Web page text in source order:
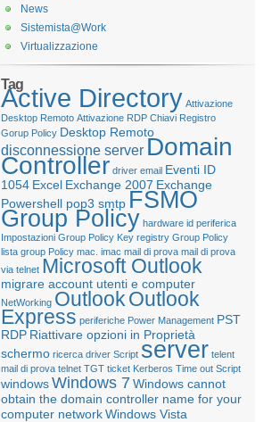
News
Sistemista@Work
Virtualizzazione
Tag
Active Directory Attivazione
Desktop Remoto Attivazione RDP Chiavi Registro
Gorup Policy Desktop Remoto
disconnessione server Domain
Controller driver email Eventi ID
1054 Excel Exchange 2007 Exchange
Powershell pop3 smtp FSMO
Group Policy hardware id periferica
Impostazioni Group Policy Key registry Group Policy
lista group Policy mac. imac mail di prova mail di prova
via telnet Microsoft Outlook
migrare account utenti e computer
NetWorking OutlookOutlook
Express periferiche Power Management PST
RDP Riattivare opzioni in Proprietà
schermo ricerca driver Script server telent
mail di prova telnet TGT ticket Kerberos Time out Script
windowsWindows 7Windows cannot
obtain the domain controller name for your
computer networkWindows Vista